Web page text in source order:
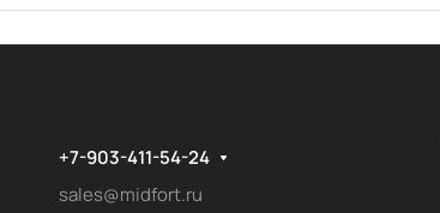
+7-903-411-54-24
sales@midfort.ru